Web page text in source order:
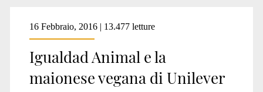
Tag:
<span>devastazione
16 Febbraio, 2016 | 13.477 letture
Igualdad Animal e la
maionese vegana di Unilever